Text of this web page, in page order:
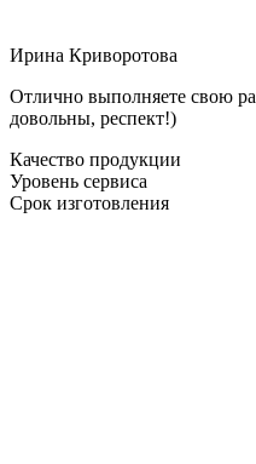
Ирина Криворотова
Отлично выполняете свою
довольны, респект!)
Качество продукции
Уровень сервиса
Срок изготовления